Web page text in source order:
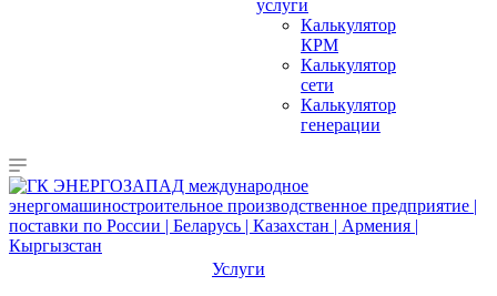
услуги
Калькулятор
КРМ
Калькулятор
сети
Калькулятор
генерации
Услуги